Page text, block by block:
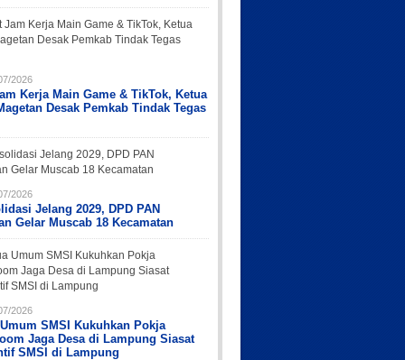
2026
Kerja Main Game & TikTok, Ketua
Desak Pemkab Tindak Tegas
2026
Jelang 2029, DPD PAN
Gelar Muscab 18 Kecamatan
2026
SMSI Kukuhkan Pokja
Jaga Desa di Lampung Siasat
SMSI di Lampung